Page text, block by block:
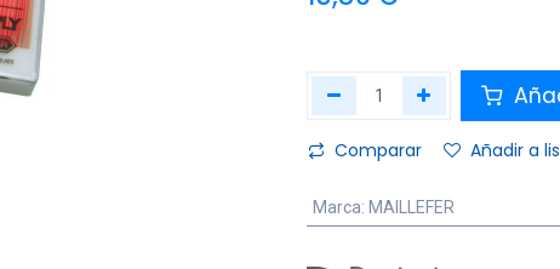
Comparar Añadir a
Marca: MAILLEFER